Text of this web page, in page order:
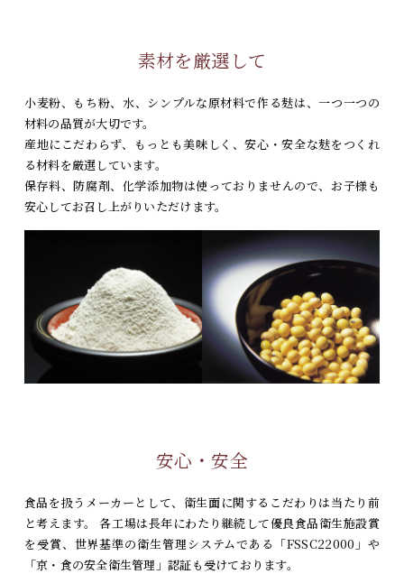
素材を厳選して
小麦粉、もち粉、水、シンプルな原材料で作る麸は、一つ一つの
材料の品質が大切です。
産地にこだわらず、もっとも美味しく、安心・安全な麸をつくれ
る材料を厳選しています。
保存料、防腐剤、化学添加物は使っておりませんので、お子様も
安心してお召し上がりいただけます。
安心・安全
食品を扱うメーカーとして、衛生面に関するこだわりは当たり前
と考えます。 各工場は長年にわたり継続して優良食品衛生施設賞
を受賞、 世界基準の衛生管理システムである「FSSC22000」や
「京・食の安全衛生管理」認証も受けております。